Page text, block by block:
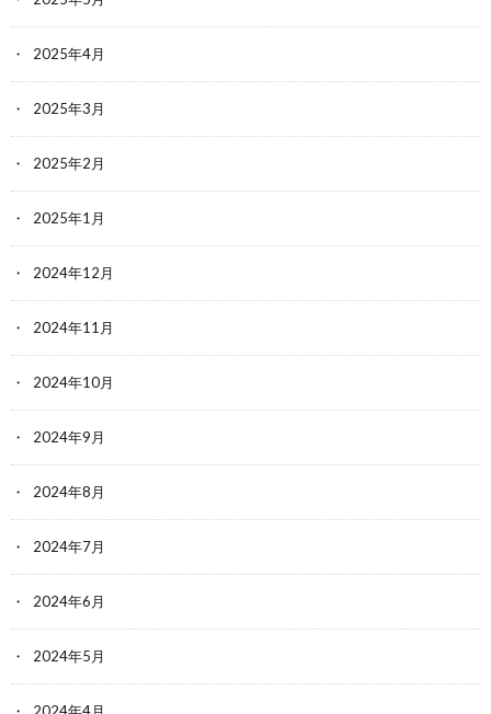
2025年4月
2025年3月
2025年2月
2025年1月
2024年12月
2024年11月
2024年10月
2024年9月
2024年8月
2024年7月
2024年6月
2024年5月
2024年4月